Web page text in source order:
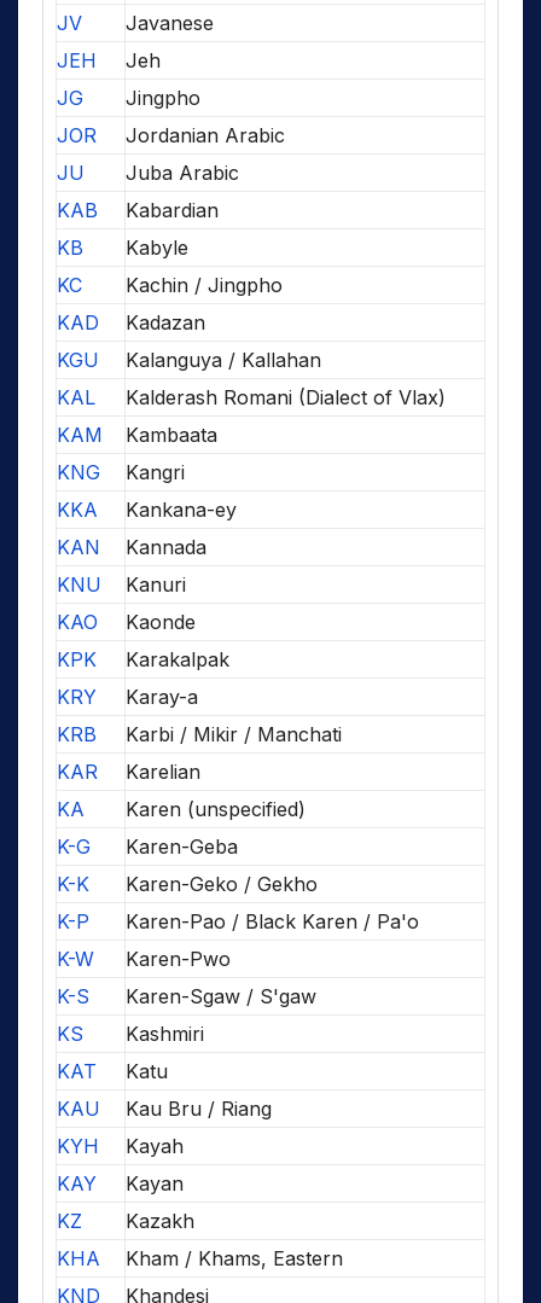
JV
Javanese
JEH
Jeh
JG
Jingpho
JOR
Jordanian Arabic
JU
Juba Arabic
KAB
Kabardian
KB
Kabyle
KC
Kachin / Jingpho
KAD
Kadazan
KGU
Kalanguya / Kallahan
KAL
Kalderash Romani (Dialect of Vlax)
KAM
Kambaata
KNG
Kangri
KKA
Kankana-ey
KAN
Kannada
KNU
Kanuri
KAO
Kaonde
KPK
Karakalpak
KRY
Karay-a
KRB
Karbi / Mikir / Manchati
KAR
Karelian
KA
Karen (unspecified)
K-G
Karen-Geba
K-K
Karen-Geko / Gekho
K-P
Karen-Pao / Black Karen / Pa'o
K-W
Karen-Pwo
K-S
Karen-Sgaw / S'gaw
KS
Kashmiri
KAT
Katu
KAU
Kau Bru / Riang
KYH
Kayah
KAY
Kayan
KZ
Kazakh
KHA
Kham / Khams, Eastern
KND
Khandesi